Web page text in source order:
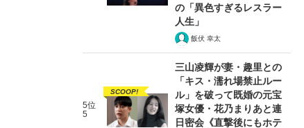
の「異色すぎるレスラー
人生」
飯伏 幸太
5位
5
SCOOP!
三山凌輝が妻・趣里との
「キス・濡れ場禁止ルー
ル」を破って既婚の元宝
塚女優・花乃まりあと連
日密会《直撃後にもホテ